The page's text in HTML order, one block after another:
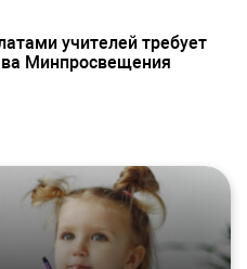
учителей требует
Минпросвещения